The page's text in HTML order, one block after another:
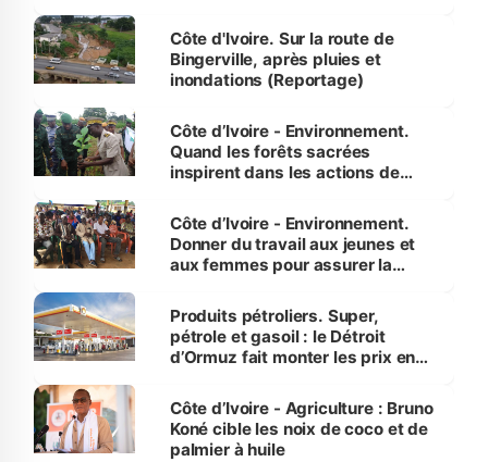
(Alassane Ouattara
Côte d'Ivoire. Sur la route de
Bingerville, après pluies et
inondations (Reportage)
Côte d’Ivoire - Environnement.
Quand les forêts sacrées
inspirent dans les actions de
Côte d’Ivoire - Environnement.
Donner du travail aux jeunes et
aux femmes pour assurer la
menacées
Produits pétroliers. Super,
pétrole et gasoil : le Détroit
d’Ormuz fait monter les prix en
Côte d’Ivoire - Agriculture : Bruno
Koné cible les noix de coco et de
palmier à huile